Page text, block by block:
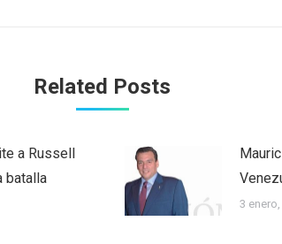
Related Posts
a Russell
batalla
3